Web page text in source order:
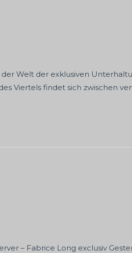
Welt der exklusiven
Viertels findet sich zwischen
– Fabrice Long exclusiv